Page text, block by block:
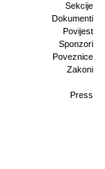
Sekcije
Dokumenti
Povijest
Sponzori
Poveznice
Zakoni
Press